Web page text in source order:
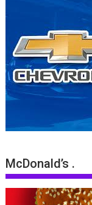
McDonald’s .